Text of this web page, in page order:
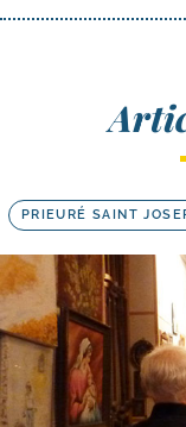
PRIEURÉ SAINT